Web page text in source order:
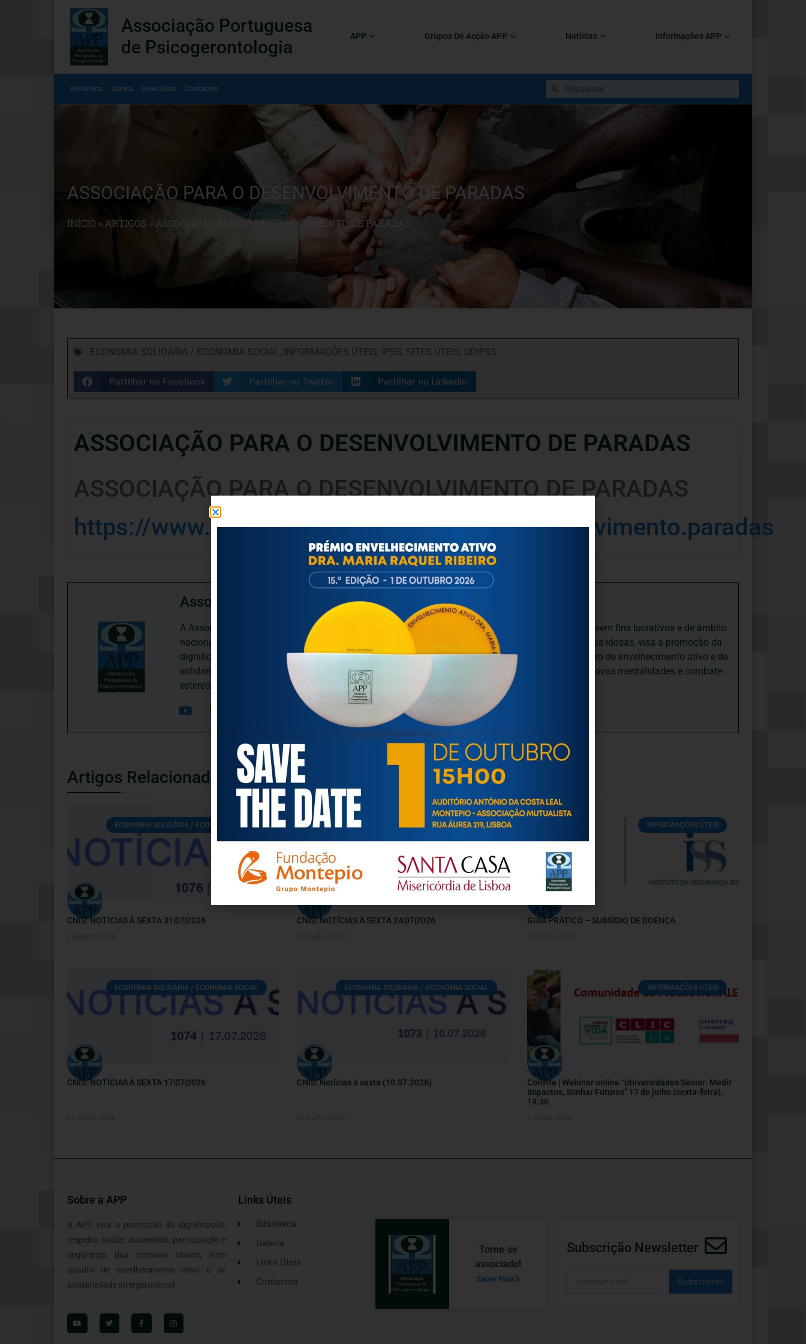
Associação Portuguesa
de Psicogerontologia
APP Grupos De Acção APP Notícias Informações APP
Biblioteca Galeria Links Úteis Contactos
ASSOCIAÇÃO PARA O DESENVOLVIMENTO DE PARADAS
INÍCIO » ARTIGOS » ASSOCIAÇÃO PARA O DESENVOLVIMENTO DE PARADAS
ECONOMIA SOLIDÁRIA / ECONOMIA SOCIAL , INFORMAÇÕES ÚTEIS, IPSS, SITES ÚTEIS, UDIPSS
Partilhar no Facebook Partilhar no Twitter Partilhar no LinkedIn
ASSOCIAÇÃO PARA O DESENVOLVIMENTO DE PARADAS
ASSOCIAÇÃO PARA O DESENVOLVIMENTO DE PARADAS
https://www.facebook.com/associacaodesenvolvimento.paradas
Associação Portuguesa de Psicogerontologia
A Associação Portuguesa de Psicogerontologia-APP, Instituição Particular de Solidariedade Social sem fins lucrativos e de âmbito
nacional, dedica-se às questões biopsicológicas e sociais inerentes ao envelhecimento e às pessoas idosas, visa a promoção da
dignificação, respeito, saúde, autonomia, participação e segurança das pessoas idosas, num quadro de envelhecimento ativo e de
solidariedade intergeracional, e de uma sociedade mais inclusiva para todas as idades, promove novas mentalidades e combate
estereótipos negativos relativamente à idade e ao envelhecimento.
Artigos Relacionados
ECONOMIA SOLIDÁRIA / ECONOMIA SOCIAL
CNIS: NOTÍCIAS À SEXTA 31|07|2026
ECONOMIA SOLIDÁRIA / ECONOMIA SOCIAL
CNIS: NOTÍCIAS À SEXTA 24|07|2026
INFORMAÇÕES ÚTEIS
GUIA PRÁTICO – SUBSÍDIO DE DOENÇA
ECONOMIA SOLIDÁRIA / ECONOMIA SOCIAL
CNIS: NOTÍCIAS À SEXTA 17|07|2026
ECONOMIA SOLIDÁRIA / ECONOMIA SOCIAL
CNIS: Notícias à sexta (10.07.2026)
INFORMAÇÕES ÚTEIS
Convite | Webinar online “Universidades Sénior: Medir
Impactos, Sonhar Futuros” 17 de julho (sexta-feira);
14:30
Sobre a APP
A APP visa a promoção da dignificação,
respeito, saúde, autonomia, participação e
segurança das pessoas idosas, num
quadro de envelhecimento ativo e de
solidariedade intergeracional.
Links Úteis
Biblioteca
Galeria
Links Úteis
Contactos
Torne-se
associado!
Saber Mais
Subscrição Newsletter
Subscrever